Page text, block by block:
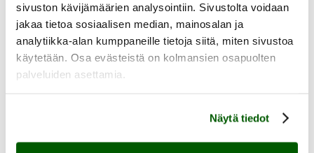
sivuston kävijämäärien analysointiin. Sivustolta voidaan
jakaa tietoa sosiaalisen median, mainosalan ja
analytiikka-alan kumppaneille tietoja siitä, miten sivustoa
käytetään. Osa evästeistä on kolmansien osapuolten
palveluiden asettamia.
Näytä tiedot
Aukioloajat, saapuminen ja esteettömyys